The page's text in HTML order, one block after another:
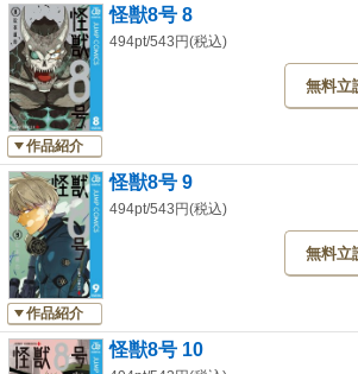
作品紹介
怪獣8号 8
494pt/543円(税込)
無料立
作品紹介
怪獣8号 9
494pt/543円(税込)
無料立
怪獣8号 10